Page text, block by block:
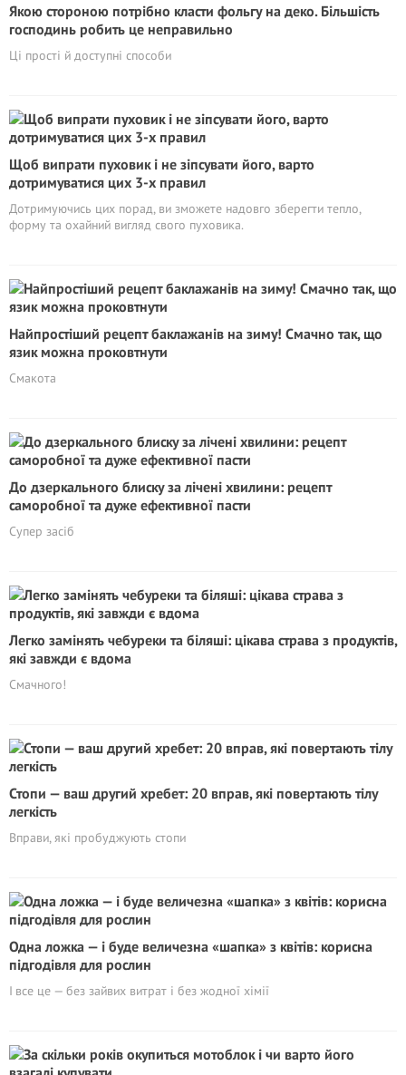
Якою стороною потрібно класти фольгу на деко. Більшість
господинь робить це неправильно
Ці прості й доступні способи
Щоб випрати пуховик і не зіпсувати його, варто
дотримуватися цих 3-х правил
Дотримуючись цих порад, ви зможете надовго зберегти тепло,
форму та охайний вигляд свого пуховика.
Найпростіший рецепт баклажанів на зиму! Смачно так, що
язик можна проковтнути
Смакота
До дзеркального блиску за лічені хвилини: рецепт
саморобної та дуже ефективної пасти
Супер засіб
Легко замінять чебуреки та біляші: цікава страва з продуктів,
які завжди є вдома
Смачного!
Стопи — ваш другий хребет: 20 вправ, які повертають тілу
легкість
Вправи, які пробуджують стопи
Одна ложка — і буде величезна «шапка» з квітів: корисна
підгодівля для рослин
І все це — без зайвих витрат і без жодної хімії